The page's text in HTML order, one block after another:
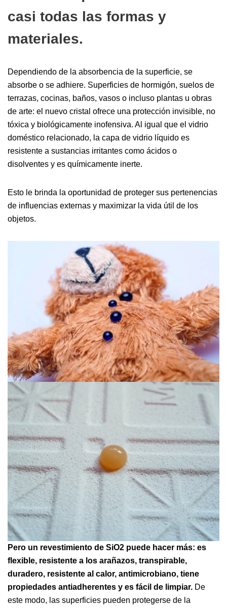
casi todas las formas y
materiales.
Dependiendo de la absorbencia de la superficie, se
absorbe o se adhiere. Superficies de hormigón, suelos de
terrazas, cocinas, baños, vasos o incluso plantas u obras
de arte: el nuevo cristal ofrece una protección invisible, no
tóxica y biológicamente inofensiva. Al igual que el vidrio
doméstico relacionado, la capa de vidrio líquido es
resistente a sustancias irritantes como ácidos o
disolventes y es químicamente inerte.
Esto le brinda la oportunidad de proteger sus pertenencias
de influencias externas y maximizar la vida útil de los
objetos.
Pero un revestimiento de SiO2 puede hacer más: es
flexible, resistente a los arañazos, transpirable,
duradero, resistente al calor, antimicrobiano, tiene
propiedades antiadherentes y es fácil de limpiar. De
este modo, las superficies pueden protegerse de la